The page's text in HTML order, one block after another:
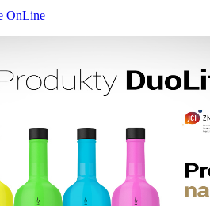
OnLine